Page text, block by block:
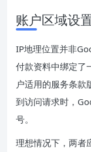
账户区域设
IP地理位置并非
付款资料中绑定了
户适用的服务条
到访问请求时，
号。
理想情况下，两者